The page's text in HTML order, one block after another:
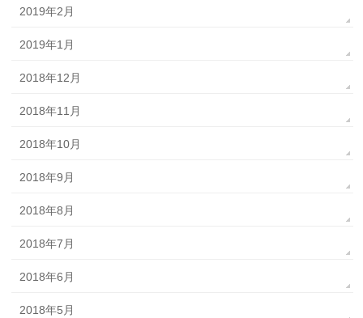
2019年2月
2019年1月
2018年12月
2018年11月
2018年10月
2018年9月
2018年8月
2018年7月
2018年6月
2018年5月